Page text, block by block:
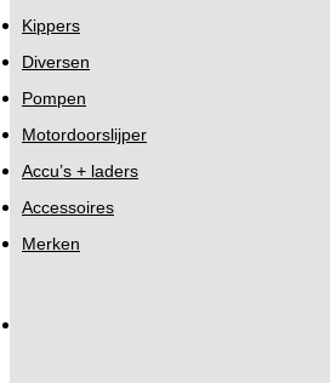
Kippers
Diversen
Pompen
Motordoorslijper
Accu’s + laders
Accessoires
Merken